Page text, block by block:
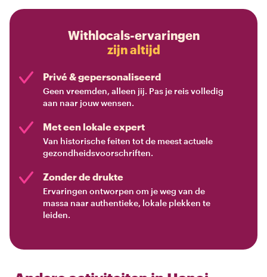
Withlocals-ervaringen
zijn altijd
Privé & gepersonaliseerd
Geen vreemden, alleen jij. Pas je reis volledig
aan naar jouw wensen.
Met een lokale expert
Van historische feiten tot de meest actuele
gezondheidsvoorschriften.
Zonder de drukte
Ervaringen ontworpen om je weg van de
massa naar authentieke, lokale plekken te
leiden.